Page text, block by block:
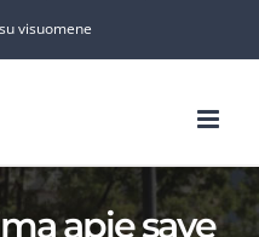
visuomene
apie save